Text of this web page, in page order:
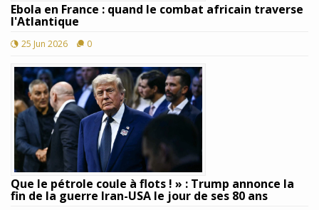
Ebola en France : quand le combat africain traverse
l'Atlantique
25 Jun 2026 0
Que le pétrole coule à flots ! » : Trump annonce la
fin de la guerre Iran-USA le jour de ses 80 ans